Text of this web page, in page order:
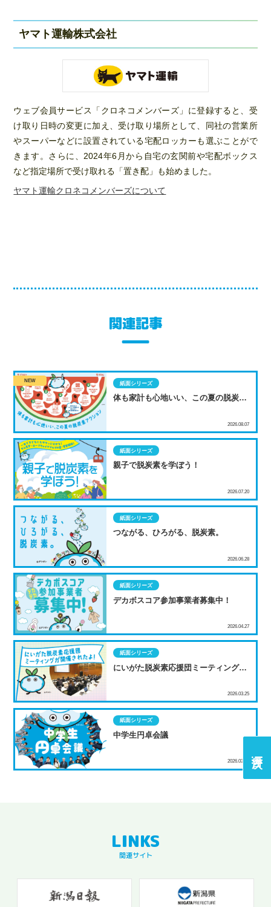
ヤマト運輸株式会社
ウェブ会員サービス「クロネコメンバーズ」に登録すると、受
け取り日時の変更に加え、受け取り場所として、同社の営業所
やスーパーなどに設置されている宅配ロッカーも選ぶことがで
きます。さらに、2024年6月から自宅の玄関前や宅配ボックス
など指定場所で受け取れる「置き配」も始めました。
ヤマト運輸クロネコメンバーズについて
関連記事
体も家計も心地いい、この夏の脱炭素
紙面シリーズ
2026.08.07
親子で脱炭素を学ぼう！
紙面シリーズ
2026.07.20
つながる、ひろがる、脱炭素。
紙面シリーズ
2026.06.28
デカボスコア参加事業者募集中！
紙面シリーズ
2026.04.27
にいがた脱炭素応援団ミーティングが
紙面シリーズ
2026.03.25
中学生円卓会議
紙面シリーズ
2026.03.22
関連サイト